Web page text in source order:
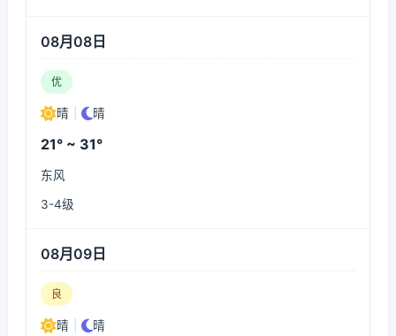
08月08日
优
晴 晴
21° ~ 31°
东风
3-4级
08月09日
良
晴 晴